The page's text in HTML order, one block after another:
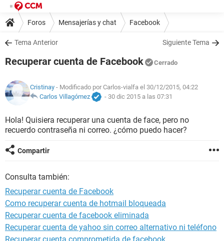
Foros Mensajerías y chat Facebook
Tema Anterior Siguiente Tema
Recuperar cuenta de Facebook Cerrado
Cristinay - Modificado por Carlos-vialfa el 30/12/2015, 04:22
Carlos Villagómez
- 30 dic 2015 a las 07:31
Hola! Quisiera recuperar una cuenta de face, pero no
recuerdo contraseña ni correo. ¿cómo puedo hacer?
Compartir
Consulta también:
Recuperar cuenta de Facebook
Como recuperar cuenta de hotmail bloqueada
Recuperar cuenta de facebook eliminada
Recuperar cuenta de yahoo sin correo alternativo ni teléfono